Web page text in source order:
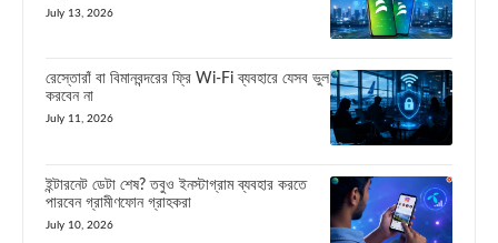
July 13, 2026
রেস্তোরাঁ বা বিমানবন্দরের ফ্রি Wi-Fi ব্যবহারে যেসব ভুল
করবেন না
July 11, 2026
ইন্টারনেট ডেটা শেষ? তবুও ইনস্টাগ্রাম ব্যবহার করতে
পারবেন গ্রামীণফোন গ্রাহকরা
July 10, 2026